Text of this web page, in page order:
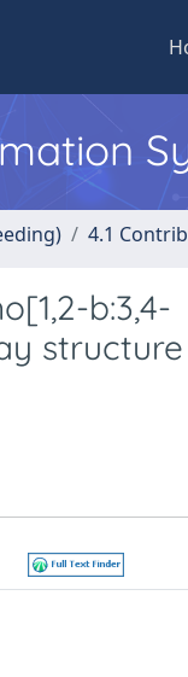
4.1
b:3,4-